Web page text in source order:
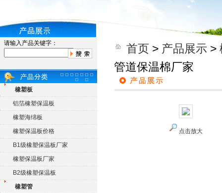
请输入产品关键字：
橡塑板
铝箔橡塑保温板
橡塑海绵板
橡塑保温板价格
B1级橡塑保温板厂家
橡塑保温板厂家
B2级橡塑保温板
橡塑管
首页 > 产品展示 >
管道保温棉厂家
点击放大